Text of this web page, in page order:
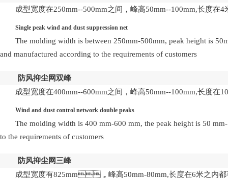
成型宽度在250mm--500mm之间，峰高50mm--100mm,长度
Single peak wind and dust suppression net
The molding width is between 250mm-500mm, peak height is
and manufactured according to the requirements of customers
防风抑尘网双峰
成型宽度在400mm--600mm之间，峰高50mm--100mm,长度在
Wind and dust control network double peaks
The molding width is 400 mm-600 mm, the peak height is 50
to the requirements of customers
防风抑尘网三峰
成型宽度有825mm，峰高50mm-80mm,长度在6米之内都